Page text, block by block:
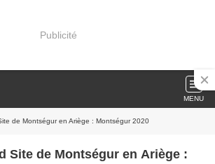
Publicité
MENU
de Montségur en Ariège : Montségur 2020
Site de Montségur en Ariège :